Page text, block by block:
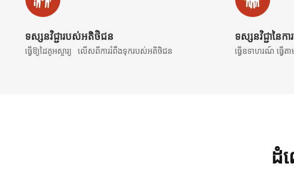
ទស្សនវិជ្ជារបស់អតិថិជន
ធ្វើឱ្យដៃគូអស្ចារ្យ លើសពីការរំពឹងទុករបស់អតិថិជន
ទស្សនវិជ្ជានៃក
ធ្វើឧទាហរណ៍ ធ្វើ
ដំ